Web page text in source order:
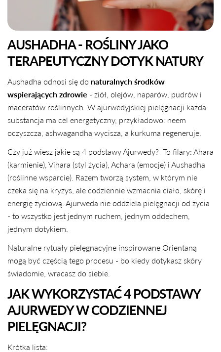
AUSHADHA - ROŚLINY JAKO
TERAPEUTYCZNY DOTYK NATURY
Aushadha odnosi się do naturalnych środków
wspierających zdrowie - ziół, olejów, naparów, pudrów i
maceratów roślinnych. W ajurwedyjskiej pielęgnacji każda
substancja ma cel energetyczny, przykładowo: neem
oczyszcza, ashwagandha wycisza, a kurkuma regeneruje.
Czy już wiesz jakie są 4 podstawy Ajurwedy? To filary: Ahara
(karmienie), Vihara (styl życia), Achara (emocje) i Aushadha
(roślinne wsparcie). Razem tworzą system, w którym nie
czeka się na kryzys, ale codziennie wzmacnia ciało, skórę i
energię życiową. Ajurweda nie oddziela pielęgnacji od życia
- to wszystko jest jednym ruchem, jednym oddechem,
jednym dotykiem.
Naturalne rytuały pielęgnacyjne inspirowane Orientaną
mogą być częścią tego procesu - bo kiedy dotykasz skóry
świadomie, wracasz do siebie.
JAK WYKORZYSTAĆ 4 PODSTAWY
AJURWEDY W CODZIENNEJ
PIELĘGNACJI?
Krótka lista:
UDOSTĘPNIJ TEN ARTYKUŁ
Kopiuj
Udostępnij
Facebooku
Udostępnij
X
Przypnij
Pintereście